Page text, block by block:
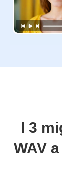
I 3
WAV